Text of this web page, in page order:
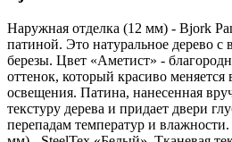
Наружная отделка (12 мм) - Bjork
патиной. Это натуральное дерево
березы. Цвет «Аметист» -
оттенок, который красиво меняется
освещения. Патина, нанесенная
текстуру дерева и придает двери
перепадам температур и